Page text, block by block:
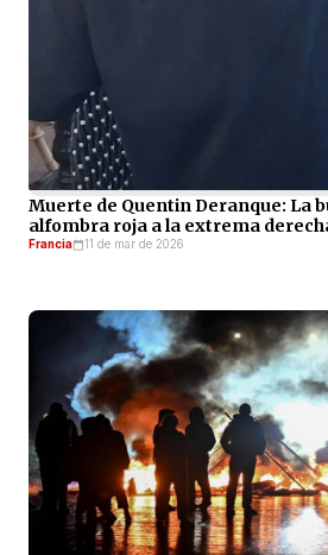
Muerte de Quentin Deranque: La
alfombra roja a la extrema
Francia 11 de mar de 2026